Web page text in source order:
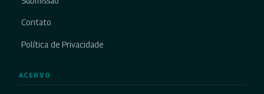
Contato
Política de Privacidade
ACERVO